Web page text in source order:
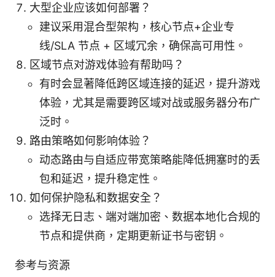
大型企业应该如何部署？
建议采用混合型架构，核心节点+企业专
线/SLA 节点 + 区域冗余，确保高可用性。
区域节点对游戏体验有帮助吗？
有时会显著降低跨区域连接的延迟，提升游戏
体验，尤其是需要跨区域对战或服务器分布广
泛时。
路由策略如何影响体验？
动态路由与自适应带宽策略能降低拥塞时的丢
包和延迟，提升稳定性。
如何保护隐私和数据安全？
选择无日志、端对端加密、数据本地化合规的
节点和提供商，定期更新证书与密钥。
参考与资源